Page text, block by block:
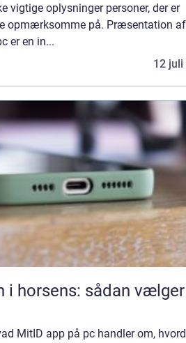
vigtige oplysninger personer, der er
opmærksomme på. Præsentation af
er en in...
12 juli
i horsens: sådan
MitID app på pc handler om,